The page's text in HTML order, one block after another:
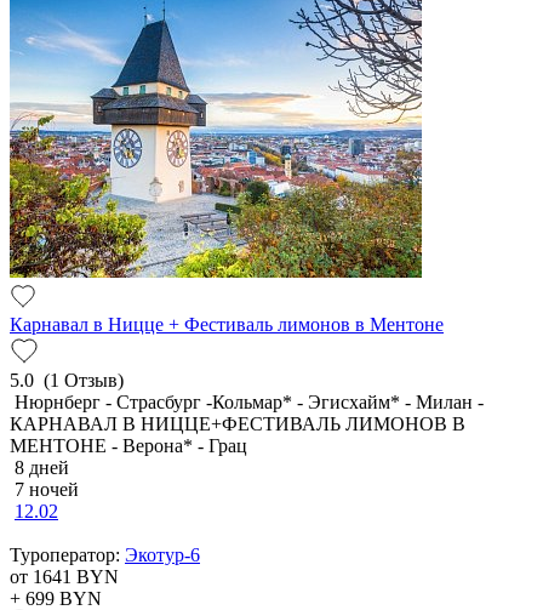
Карнавал в Ницце + Фестиваль лимонов в Ментоне
5.0 (1 Отзыв)
Нюрнберг - Страсбург -Кольмар* - Эгисхайм* - Милан -
КАРНАВАЛ В НИЦЦЕ+ФЕСТИВАЛЬ ЛИМОНОВ В
МЕНТОНЕ - Верона* - Грац
8 дней
7 ночей
12.02
Туроператор: Экотур-6
от 1641 BYN
+ 699 BYN